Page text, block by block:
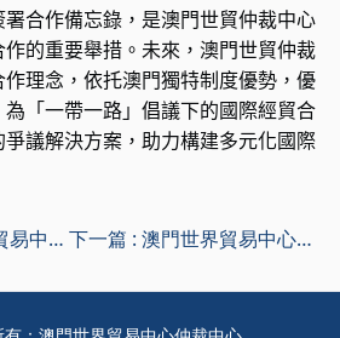
合作備忘錄，是澳門世貿仲裁中心
的重要舉措。未來，澳門世貿仲裁
理念，依托澳門獨特制度優勢，優
「一帶一路」倡議下的國際經貿合
議解決方案，助力構建多元化國際
年度數據情況 下一篇 : 澳門世界貿易中心仲裁中心舉辦「樓宇滲漏水調解工作坊」